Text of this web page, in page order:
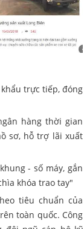
trực tiếp, đóng
hàng thời gian
sơ, hỗ trợ lãi xuất
- số máy, gắn
khóa trao tay"
tiêu chuẩn của
toàn quốc. Công